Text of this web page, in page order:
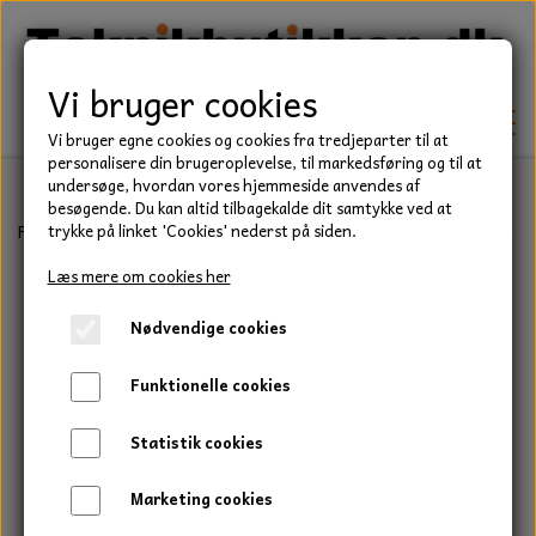
TEKNIK
KILEREMME
LEJER
PAKDÅSER
LÅSERINGE
BEFÆSTELSE
HAVE/PARK
UNIVERSALE REMME TIL PLÆNEKLIPPER OG
HAVETRAKTOR
TRAKTOR/ENTREPRENØR
Forside Teknik Låseringe C Låsering Udvendig låsering, C
Vi bruger cookies
Vi bruger egne cookies og cookies fra tredjeparter til at
personalisere din brugeroplevelse, til markedsføring og til at
undersøge, hvordan vores hjemmeside anvendes af
besøgende. Du kan altid tilbagekalde dit samtykke ved at
trykke på linket 'Cookies' nederst på siden.
Læs mere om cookies her
Nødvendige cookies
Funktionelle cookies
Statistik cookies
Marketing cookies